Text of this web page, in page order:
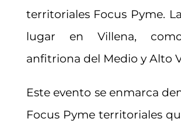
territoriales Focus Pyme.
lugar en Villena,
anfitriona del Medio y Alto
Este evento se enmarca
Focus Pyme territoriales